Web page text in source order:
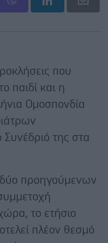
που
παιδί και η
Ομοσπονδία
Συνέδριό της στα
δύο προηγούμενων
το ετήσιο
πλέον θεσμό